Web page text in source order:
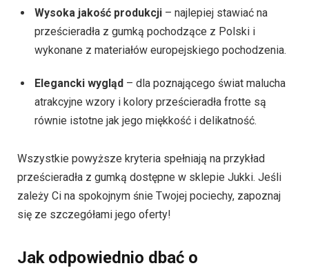
Wysoka jakość produkcji – najlepiej stawiać na
prześcieradła z gumką pochodzące z Polski i
wykonane z materiałów europejskiego pochodzenia.
Elegancki wygląd – dla poznającego świat malucha
atrakcyjne wzory i kolory prześcieradła frotte są
równie istotne jak jego miękkość i delikatność.
Wszystkie powyższe kryteria spełniają na przykład
prześcieradła z gumką dostępne w sklepie Jukki. Jeśli
zależy Ci na spokojnym śnie Twojej pociechy, zapoznaj
się ze szczegółami jego oferty!
Jak odpowiednio dbać o